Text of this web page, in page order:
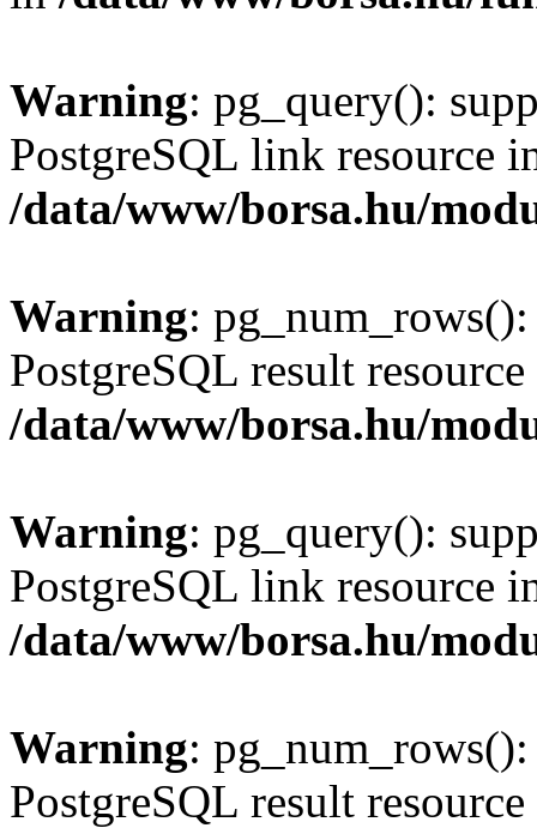
Warning: pg_query():
PostgreSQL link resource
/data/www/borsa.hu/
Warning:
PostgreSQL result
/data/www/borsa.hu/
Warning: pg_query():
PostgreSQL link resource
/data/www/borsa.hu/
Warning:
PostgreSQL result